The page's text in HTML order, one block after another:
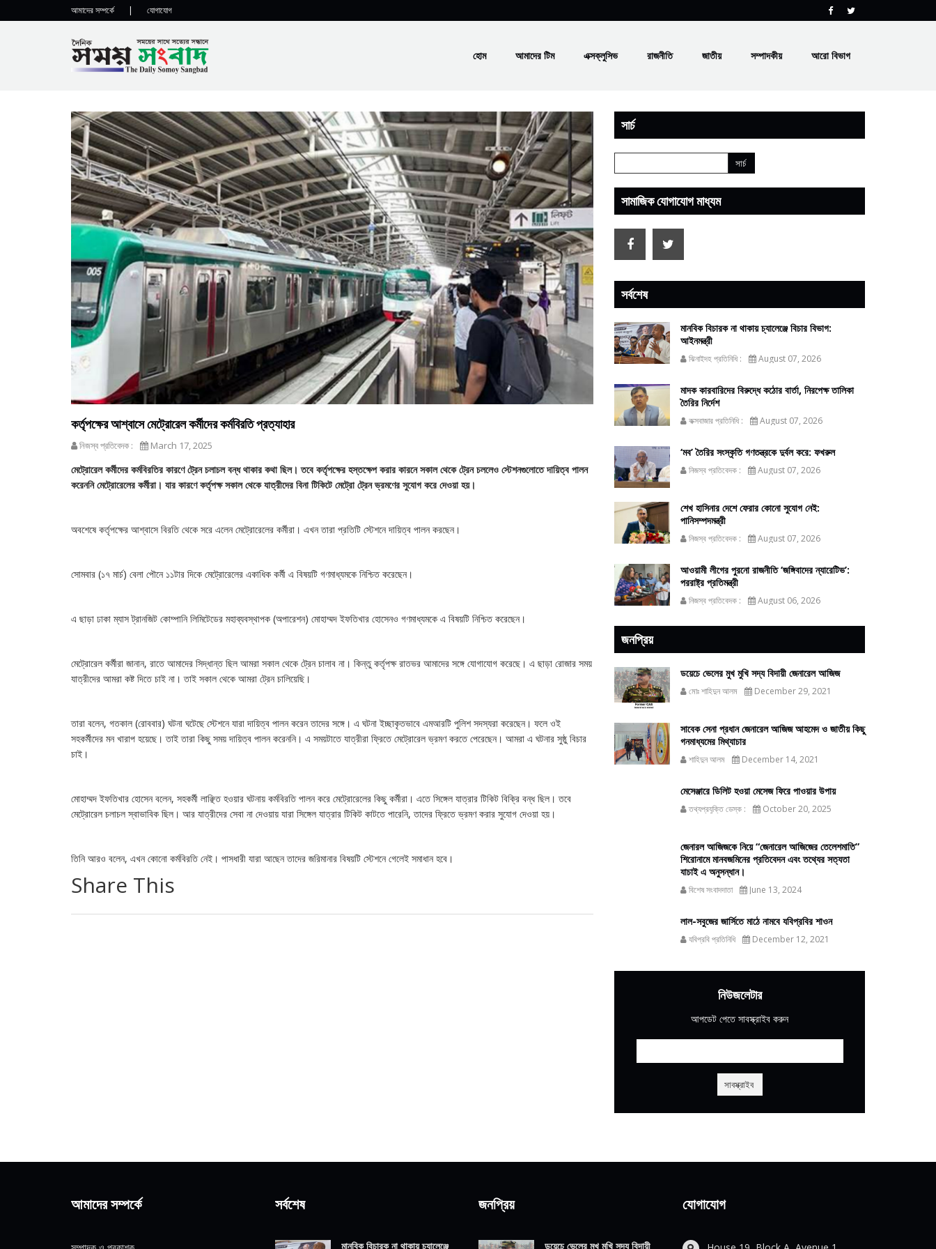
আমাদের সম্পর্কে | যোগাযোগ
হোম আমাদের টিম এক্সক্লুসিভ রাজনীতি জাতীয় সম্পাদকীয় আরো বিভাগ
কর্তৃপক্ষের আশ্বাসে মেট্রোরেল কর্মীদের কর্মবিরতি প্রত্যাহার
নিজস্ব প্রতিবেদক : March 17, 2025
মেট্রোরেল কর্মীদের কর্মবিরতির কারণে ট্রেন চলাচল বন্ধ থাকার কথা ছিল। তবে কর্তৃপক্ষের হস্তক্ষেপ করার কারনে সকাল থেকে ট্রেন চললেও স্টেশনগুলোতে দায়িত্ব পালন
করেননি মেট্রোরেলের কর্মীরা। যার কারণে কর্তৃপক্ষ সকাল থেকে যাত্রীদের বিনা টিকিটে মেট্রো ট্রেন ভ্রমণের সুযোগ করে দেওয়া হয়।
অবশেষে কর্তৃপক্ষের আশ্বাসে বিরতি থেকে সরে এলেন মেট্রোরেলের কর্মীরা। এখন তারা প্রতিটি স্টেশনে দায়িত্ব পালন করছেন।
সোমবার (১৭ মার্চ) বেলা পৌনে ১১টার দিকে মেট্রোরেলের একাধিক কর্মী এ বিষয়টি গণমাধ্যমকে নিশ্চিত করেছেন।
এ ছাড়া ঢাকা ম্যাস ট্রানজিট কোম্পানি লিমিটেডের মহাব্যবস্থাপক (অপারেশন) মোহাম্মদ ইফতিখার হোসেনও গণমাধ্যমকে এ বিষয়টি নিশ্চিত করেছেন।
মেট্রোরেল কর্মীরা জানান, রাতে আমাদের সিদ্ধান্ত ছিল আমরা সকাল থেকে ট্রেন চালাব না। কিন্তু কর্তৃপক্ষ রাতভর আমাদের সঙ্গে যোগাযোগ করেছে। এ ছাড়া রোজার সময়
যাত্রীদের আমরা কষ্ট দিতে চাই না। তাই সকাল থেকে আমরা ট্রেন চালিয়েছি।
তারা বলেন, গতকাল (রোববার) ঘটনা ঘটেছে স্টেশনে যারা দায়িত্ব পালন করেন তাদের সঙ্গে। এ ঘটনা ইচ্ছাকৃতভাবে এমআরটি পুলিশ সদস্যরা করেছেন। ফলে ওই
সহকর্মীদের মন খারাপ হয়েছে। তাই তারা কিছু সময় দায়িত্ব পালন করেননি। এ সময়টাতে যাত্রীরা ফ্রিতে মেট্রোরেল ভ্রমণ করতে পেরেছেন। আমরা এ ঘটনার সুষ্ঠু বিচার
চাই।
মোহাম্মদ ইফতিখার হোসেন বলেন, সহকর্মী লাঞ্ছিত হওয়ার ঘটনায় কর্মবিরতি পালন করে মেট্রোরেলের কিছু কর্মীরা। এতে সিঙ্গেল যাত্রার টিকিট বিক্রি বন্ধ ছিল। তবে
মেট্রোরেল চলাচল স্বাভাবিক ছিল। আর যাত্রীদের সেবা না দেওয়ায় যারা সিঙ্গেল যাত্রার টিকিট কাটতে পারেনি, তাদের ফ্রিতে ভ্রমণ করার সুযোগ দেওয়া হয়।
তিনি আরও বলেন, এখন কোনো কর্মবিরতি নেই। পাসধারী যারা আছেন তাদের জরিমানার বিষয়টি স্টেশনে গেলেই সমাধান হবে।
Share This
সার্চ
সামাজিক যোগাযোগ মাধ্যম
সর্বশেষ
মানবিক বিচারক না থাকায় চ্যালেঞ্জে বিচার বিভাগ:
আইনমন্ত্রী
ঝিনাইদহ প্রতিনিধি : August 07, 2026
মাদক কারবারিদের বিরুদ্ধে কঠোর বার্তা, নিরপেক্ষ তালিকা
তৈরির নির্দেশ
কক্সবাজার প্রতিনিধি : August 07, 2026
‘মব’ তৈরির সংস্কৃতি গণতন্ত্রকে দুর্বল করে: ফখরুল
নিজস্ব প্রতিবেদক : August 07, 2026
শেখ হাসিনার দেশে ফেরার কোনো সুযোগ নেই:
পানিসম্পদমন্ত্রী
নিজস্ব প্রতিবেদক : August 07, 2026
আওয়ামী লীগের পুরনো রাজনীতি ‘জঙ্গিবাদের ন্যারেটিভ’:
পররাষ্ট্র প্রতিমন্ত্রী
নিজস্ব প্রতিবেদক : August 06, 2026
জনপ্রিয়
ডয়েচে ভেলের মুখ মুখি সদ্য বিদায়ী জেনারেল আজিজ
মোঃ শাহিদুন আলম December 29, 2021
সাবেক সেনা প্রধান জেনারেল আজিজ আহমেদ ও জাতীয় কিছু
গনমাধ্যমের মিথ্যাচার
শাহিদুন আলম December 14, 2021
মেসেঞ্জারে ডিলিট হওয়া মেসেজ ফিরে পাওয়ার উপায়
তথ্যপ্রযুক্তি ডেস্ক : October 20, 2025
জেনারল আজিজকে নিয়ে “জেনারেল আজিজের তেলেশমাতি”
শিরোনামে মানবজমিনের প্রতিবেদন এবং তথ্যের সত্যতা
যাচাই এ অনুসন্ধান।
বিশেষ সংবাদদাতা June 13, 2024
লাল-সবুজের জার্সিতে মাঠে নামবে যবিপ্রবির শাওন
যবিপ্রবি প্রতিনিধি December 12, 2021
নিউজলেটার
আপডেট পেতে সাবস্ক্রাইব করুন
আমাদের সম্পর্কে সর্বশেষ
মানবিক বিচারক না থাকায় চ্যালেঞ্জে
জনপ্রিয়
ডয়েচে ভেলের মুখ মুখি সদ্য বিদায়ী
যোগাযোগ